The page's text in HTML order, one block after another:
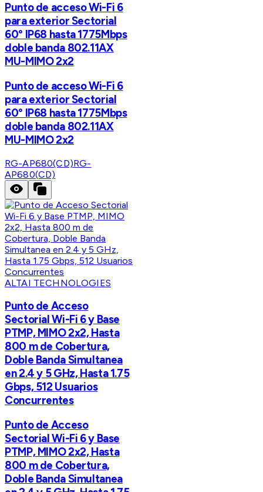
Punto de acceso Wi-Fi 6
para exterior Sectorial
60° IP68 hasta 1775Mbps
doble banda 802.11AX
MU-MIMO 2x2
Punto de acceso Wi-Fi 6
para exterior Sectorial
60° IP68 hasta 1775Mbps
doble banda 802.11AX
MU-MIMO 2x2
RG-AP680(CD)RG-
AP680(CD)
ALTAI TECHNOLOGIES
Punto de Acceso
Sectorial Wi-Fi 6 y Base
PTMP, MIMO 2x2, Hasta
800 m de Cobertura,
Doble Banda Simultanea
en 2.4 y 5 GHz, Hasta 1.75
Gbps, 512 Usuarios
Concurrentes
Punto de Acceso
Sectorial Wi-Fi 6 y Base
PTMP, MIMO 2x2, Hasta
800 m de Cobertura,
Doble Banda Simultanea